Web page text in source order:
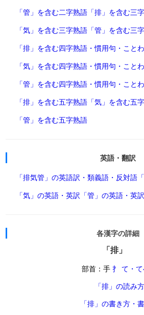
「管」を含む二字熟語 「排」を含む三
「気」を含む三字熟語 「管」を含む三
「排」を含む四字熟語・慣用句・こと
「気」を含む四字熟語・慣用句・こと
「管」を含む四字熟語・慣用句・こと
「排」を含む五字熟語 「気」を含む五
「管」を含む五字熟語
英語・翻訳
「排気管」の英語訳・類義語・反対語
「気」の英語・英訳 「管」の英語・英訳
各漢字の詳細
「排」
部首：手 扌 て・
「排」の読み方
「排」の書き方・